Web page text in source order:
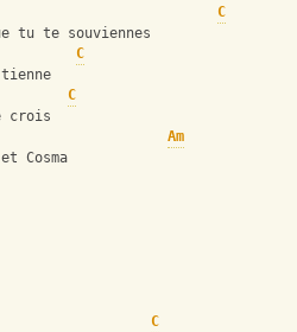
C
tu te souviennes
C
C
crois
Am
Cosma
C